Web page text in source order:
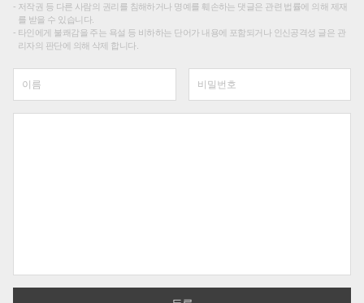
저작권 등 다른 사람의 권리를 침해하거나 명예를 훼손하는 댓글은 관련 법률에 의해 제재
를 받을 수 있습니다.
타인에게 불쾌감을 주는 욕설 등 비하하는 단어가 내용에 포함되거나 인신공격성 글은 관
리자의 판단에 의해 삭제 합니다.